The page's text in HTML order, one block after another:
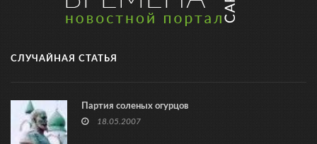
СЛУЧАЙНАЯ СТАТЬЯ
Партия соленых огурцов
18.05.2007